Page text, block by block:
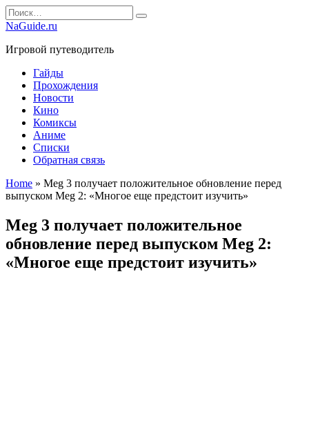
Перейти
к
Search
for:
NaGuide.ru
Игровой путеводитель
Гайды
Прохождения
Новости
Кино
Комиксы
Аниме
Списки
Обратная связь
Home » Meg 3 получает положительное обновление перед
выпуском Meg 2: «Многое еще предстоит изучить»
Meg 3 получает положительное
обновление перед выпуском Meg 2:
«Многое еще предстоит изучить»